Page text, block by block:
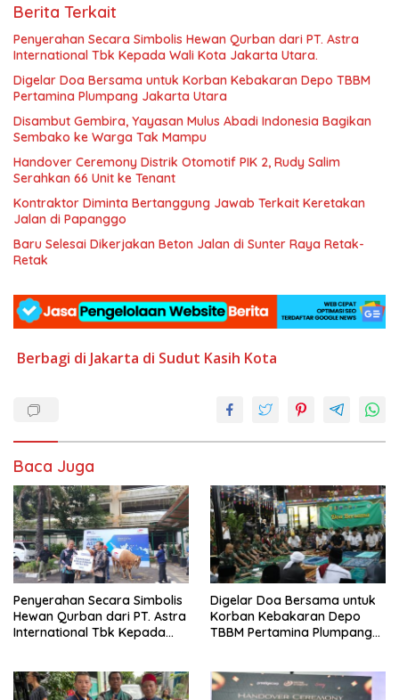
Berita Terkait
Penyerahan Secara Simbolis Hewan Qurban dari PT. Astra
International Tbk Kepada Wali Kota Jakarta Utara.
Digelar Doa Bersama untuk Korban Kebakaran Depo TBBM
Pertamina Plumpang Jakarta Utara
Disambut Gembira, Yayasan Mulus Abadi Indonesia Bagikan
Sembako ke Warga Tak Mampu
Handover Ceremony Distrik Otomotif PIK 2, Rudy Salim
Serahkan 66 Unit ke Tenant
Kontraktor Diminta Bertanggung Jawab Terkait Keretakan
Jalan di Papanggo
Baru Selesai Dikerjakan Beton Jalan di Sunter Raya Retak-
Retak
Berbagi di Jakarta di Sudut Kasih Kota
Baca Juga
Penyerahan Secara Simbolis
Hewan Qurban dari PT. Astra
International Tbk Kepada
Digelar Doa Bersama untuk
Korban Kebakaran Depo
TBBM Pertamina Plumpang